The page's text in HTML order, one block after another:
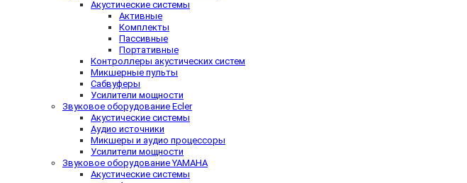
Акустические системы
Активные
Комплекты
Пассивные
Портативные
Контроллеры акустических систем
Микшерные пульты
Сабвуферы
Усилители мощности
Звуковое оборудование Ecler
Акустические системы
Аудио источники
Микшеры и аудио процессоры
Усилители мощности
Звуковое оборудование YAMAHA
Акустические системы